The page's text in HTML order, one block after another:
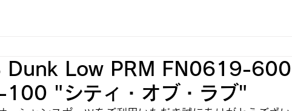
Dunk Low PRM FN0619-600
"シティ・オブ・ラブ"